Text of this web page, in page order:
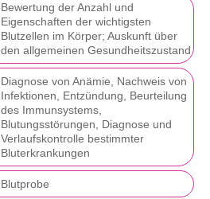
Bewertung der Anzahl und
Eigenschaften der wichtigsten
Blutzellen im Körper; Auskunft über
den allgemeinen Gesundheitszustand
Diagnose von Anämie, Nachweis von
Infektionen, Entzündung, Beurteilung
des Immunsystems,
Blutungsstörungen, Diagnose und
Verlaufskontrolle bestimmter
Bluterkrankungen
Blutprobe